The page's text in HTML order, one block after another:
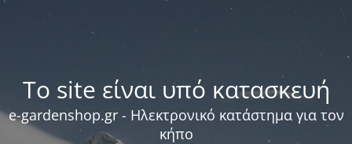
Το site είναι υπό κατασκευή
e-gardenshop.gr - Ηλεκτρονικό κατάστημα για τον
κήπο